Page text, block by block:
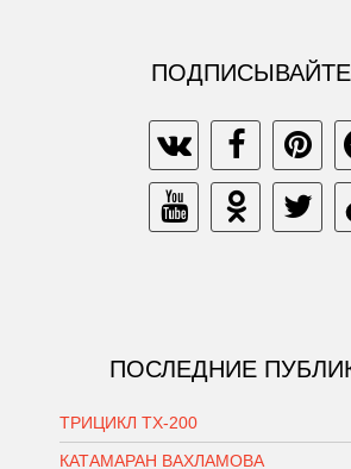
ПОСЛЕДНИЕ
ТРИЦИКЛ ТХ-200
КАТАМАРАН ВАХЛАМОВА